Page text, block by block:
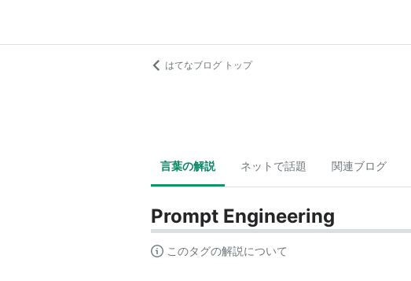
はてなブログ トップ
言葉の解説 ネットで話題 関連ブログ
Prompt Engineering
このタグの解説について